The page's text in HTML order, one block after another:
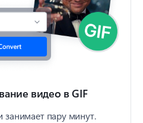
видео в GIF
пару минут.